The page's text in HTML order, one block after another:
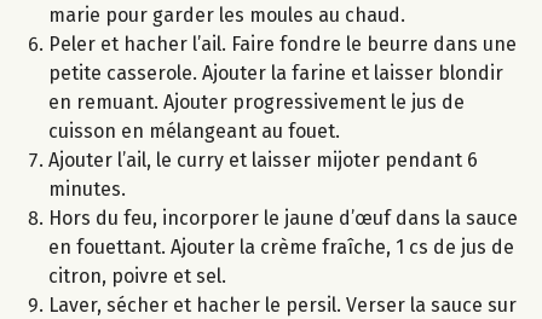
marie pour garder les moules au chaud.
Peler et hacher l’ail. Faire fondre le beurre dans une
petite casserole. Ajouter la farine et laisser blondir
en remuant. Ajouter progressivement le jus de
cuisson en mélangeant au fouet.
Ajouter l’ail, le curry et laisser mijoter pendant 6
minutes.
Hors du feu, incorporer le jaune d’œuf dans la sauce
en fouettant. Ajouter la crème fraîche, 1 cs de jus de
citron, poivre et sel.
Laver, sécher et hacher le persil. Verser la sauce sur